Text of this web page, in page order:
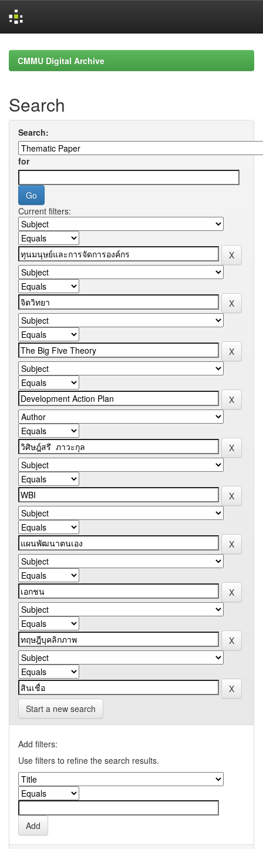
navigationCMMU Digital Archive
Search
Search:
for
Current filters:
Start a new search
Add filters:
Use filters to refine the search results.